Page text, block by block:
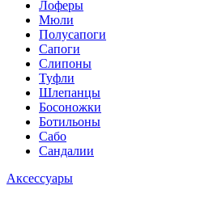
Лоферы
Мюли
Полусапоги
Сапоги
Слипоны
Туфли
Шлепанцы
Босоножки
Ботильоны
Сабо
Сандалии
Аксессуары